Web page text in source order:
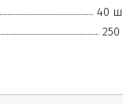
40
250